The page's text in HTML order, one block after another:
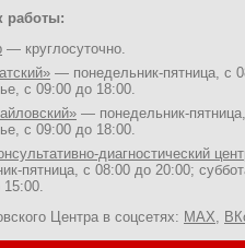
работы:
— круглосуточно.
— понедельник-пятница, с
с 09:00 до 18:00.
— понедельник-
с 09:00 до 18:00.
диагностический
пятница, с 08:00 до 20:00;
Центра в соцсетях: MAX